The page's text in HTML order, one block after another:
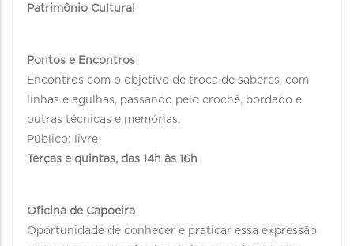
Patrimônio Cultural
Pontos e Encontros
Encontros com o objetivo de troca de saberes, com
linhas e agulhas, passando pelo crochê, bordado e
outras técnicas e memórias.
Público: livre
Terças e quintas, das 14h às 16h
Oficina de Capoeira
Oportunidade de conhecer e praticar essa expressão